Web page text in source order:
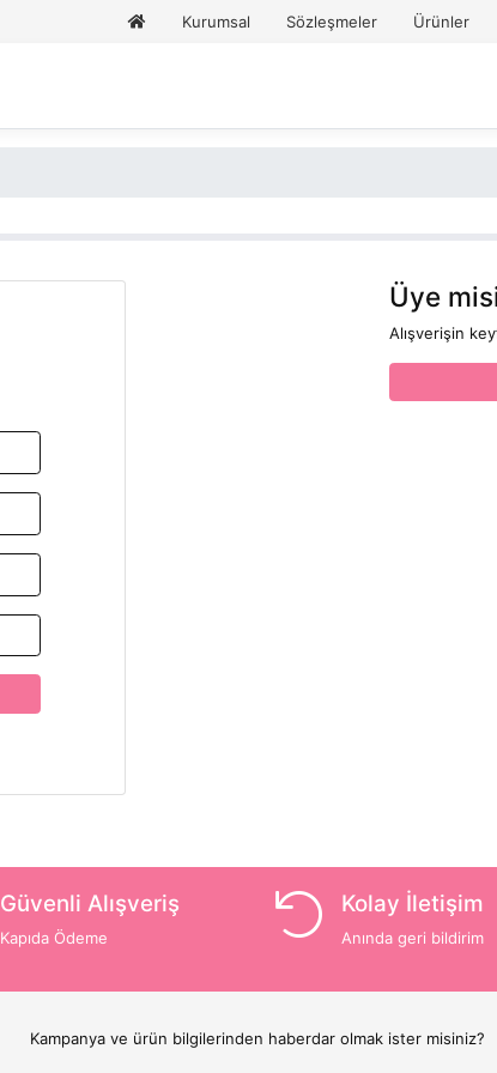
Kurumsal Sözleşmeler Ürünler
Üye
Alışverişin
Güvenli Alışveriş
Kapıda Ödeme
Kolay İletişim
Anında geri bildirim
Kampanya ve ürün bilgilerinden haberdar olmak ister misiniz?